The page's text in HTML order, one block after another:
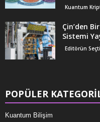
Kuantum
Çin’den
Sistemi
Editörün
POPÜLER
Kuantum Bilişim